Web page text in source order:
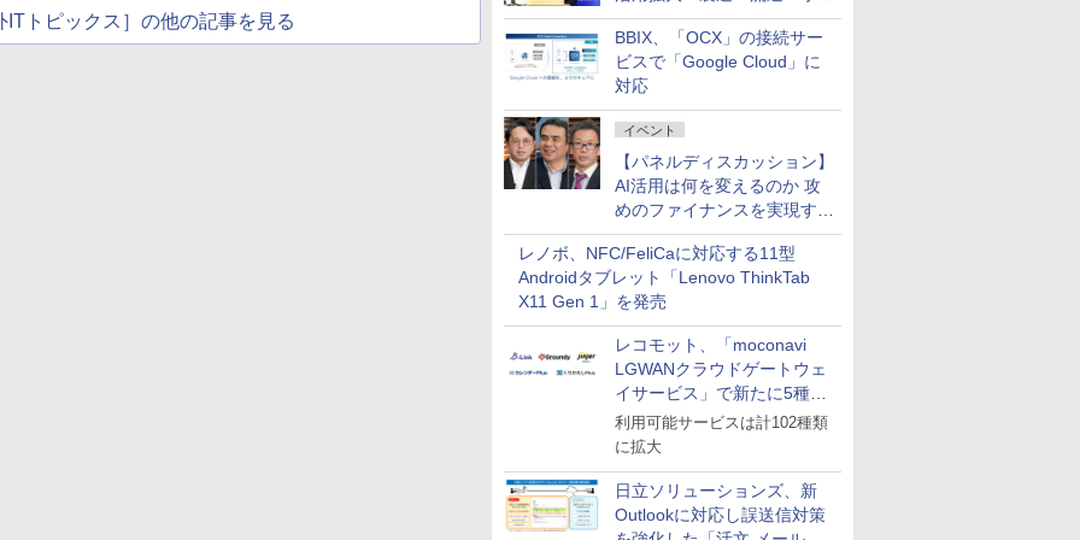
企業・広告代理店などが実装
フェーズへ
BBIX、「OCX」の接続サー
ビスで「Google Cloud」に
対応
イベント
【パネルディスカッション】
AI活用は何を変えるのか 攻
めのファイナンスを実現する
業務設計とマインドセット変
革
レノボ、NFC/FeliCaに対応する11型
Androidタブレット「Lenovo ThinkTab
X11 Gen 1」を発売
レコモット、「moconavi
LGWANクラウドゲートウェ
イサービス」で新たに5種類
のサービスと連携開始
利用可能サービスは計102種類
に拡大
日立ソリューションズ、新
Outlookに対応し誤送信対策
ITトピックス］の他の記事を見る